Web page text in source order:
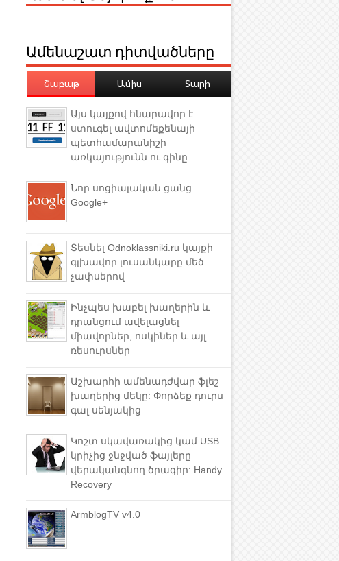
Ամենաշատ դիտվածները
Շաբաթ Ամիս Տարի
Այս կայքով հնարավոր է
ստուգել ավտոմեքենայի
պետհամարանիշի
առկայությունն ու գինը
Նոր սոցիալական ցանց:
Google+
Տեսնել Odnoklassniki.ru կայքի
գլխավոր լուսանկարը մեծ
չափսերով
Ինչպես խաբել խաղերին և
դրանցում ավելացնել
միավորներ, ոսկիներ և այլ
ռեսուրսներ
Աշխարհի ամենադժվար ֆլեշ
խաղերից մեկը: Փորձեք դուրս
գալ սենյակից
Կոշտ սկավառակից կամ USB
կրիչից ջնջված ֆայլերը
վերականգնող ծրագիր: Handy
Recovery
ArmblogTV v4.0